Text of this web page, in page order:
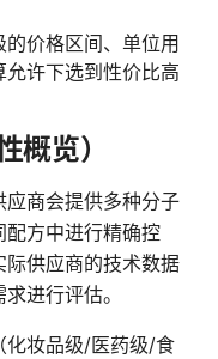
价格区间、单位用
许下选到性价比高
概览）
商会提供多种分子
配方中进行精确控
供应商的技术数据
进行评估。
化妆品级/医药级/食